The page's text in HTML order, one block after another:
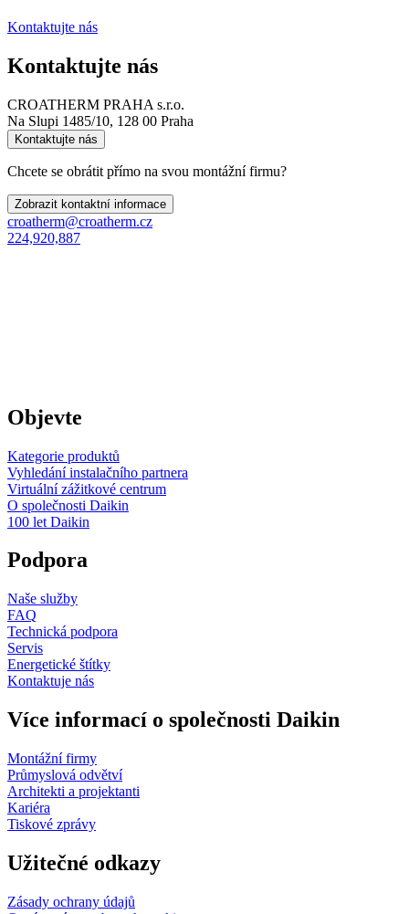
Kontaktujte nás
Kontaktujte nás
CROATHERM PRAHA s.r.o.
Na Slupi 1485/10, 128 00 Praha
Kontaktujte nás
Chcete se obrátit přímo na svou montážní firmu?
Zobrazit kontaktní informace
croatherm@croatherm.cz
224,920,887
Objevte
Kategorie produktů
Vyhledání instalačního partnera
Virtuální zážitkové centrum
O společnosti Daikin
100 let Daikin
Podpora
Naše služby
FAQ
Technická podpora
Servis
Energetické štítky
Kontaktuje nás
Více informací o společnosti Daikin
Montážní firmy
Průmyslová odvětví
Architekti a projektanti
Kariéra
Tiskové zprávy
Užitečné odkazy
Zásady ochrany údajů